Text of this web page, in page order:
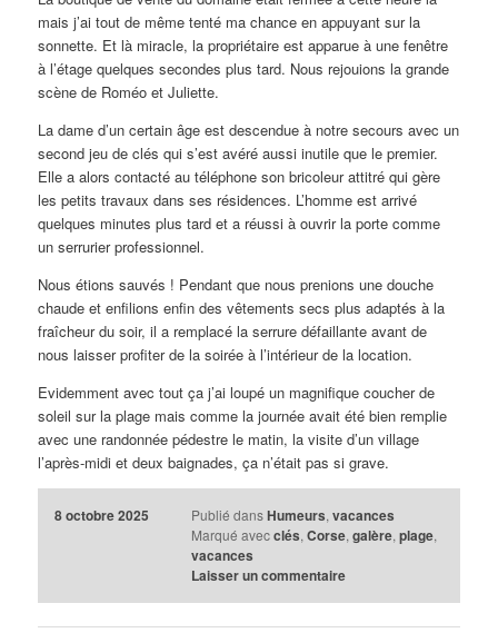
mais j’ai tout de même tenté ma chance en appuyant sur la
sonnette. Et là miracle, la propriétaire est apparue à une fenêtre
à l’étage quelques secondes plus tard. Nous rejouions la grande
scène de Roméo et Juliette.
La dame d’un certain âge est descendue à notre secours avec un
second jeu de clés qui s’est avéré aussi inutile que le premier.
Elle a alors contacté au téléphone son bricoleur attitré qui gère
les petits travaux dans ses résidences. L’homme est arrivé
quelques minutes plus tard et a réussi à ouvrir la porte comme
un serrurier professionnel.
Nous étions sauvés ! Pendant que nous prenions une douche
chaude et enfilions enfin des vêtements secs plus adaptés à la
fraîcheur du soir, il a remplacé la serrure défaillante avant de
nous laisser profiter de la soirée à l’intérieur de la location.
Evidemment avec tout ça j’ai loupé un magnifique coucher de
soleil sur la plage mais comme la journée avait été bien remplie
avec une randonnée pédestre le matin, la visite d’un village
l’après-midi et deux baignades, ça n’était pas si grave.
8 octobre 2025 Publié dans Humeurs,vacances
Marqué avec clés,Corse,galère,plage,
vacances
Laisser un commentaire